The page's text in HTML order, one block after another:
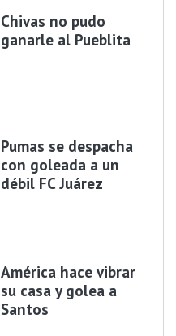
Chivas no pudo
ganarle al Pueblita
Pumas se despacha
con goleada a un
débil FC Juárez
América hace vibrar
su casa y golea a
Santos